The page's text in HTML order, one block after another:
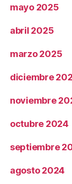
mayo 2025
abril 2025
marzo 2025
diciembre
noviembre
octubre 2024
septiembre
agosto 2024